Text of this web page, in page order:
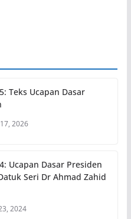
Teks Ucapan Dasar
2026
Ucapan Dasar Presiden
Seri Dr Ahmad Zahid
2024